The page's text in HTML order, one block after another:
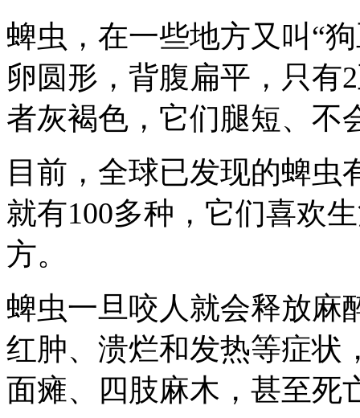
蜱虫，在一些地方又叫“
卵圆形，背腹扁平，只有
者灰褐色，它们腿短、不
目前，全球已发现的蜱虫
就有100多种，它们喜欢
方。
蜱虫一旦咬人就会释放麻
红肿、溃烂和发热等症状
面瘫、四肢麻木，甚至死